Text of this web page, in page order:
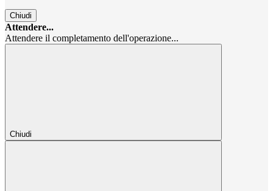
Chiudi
Attendere...
Attendere il completamento dell'operazione...
Chiudi